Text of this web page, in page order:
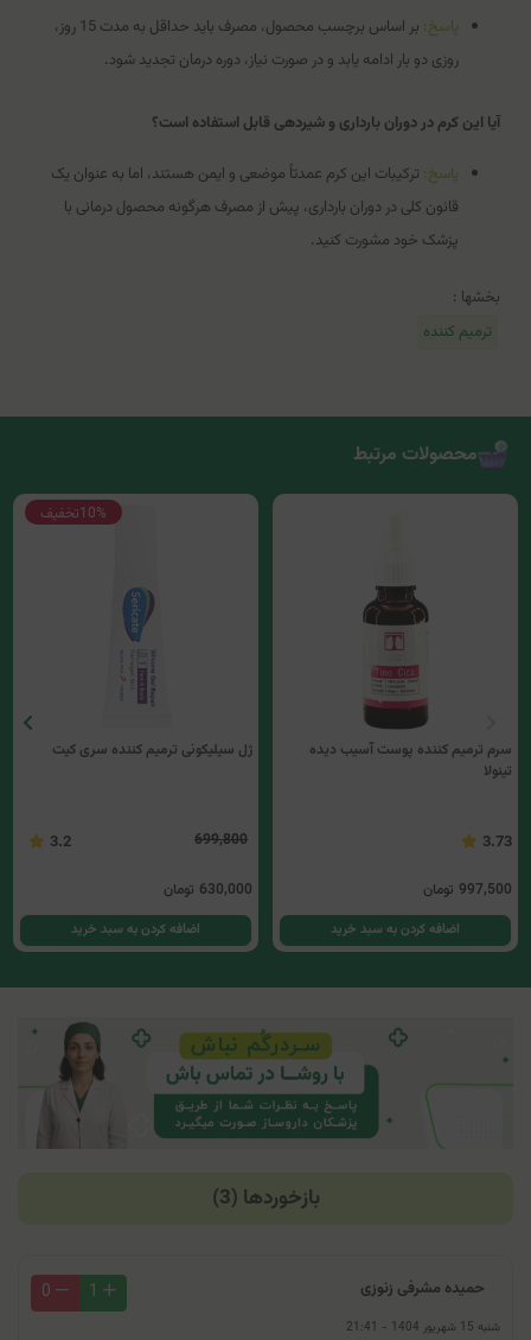
پاسخ:
بر اساس برچسب محصول، مصرف باید حداقل به مدت 15 روز،
روزی دو بار ادامه یابد و در صورت نیاز، دوره درمان تجدید شود.
آیا این کرم در دوران بارداری و شیردهی قابل استفاده است؟
پاسخ: ترکیبات این کرم عمدتاً موضعی و ایمن هستند، اما به عنوان یک
قانون کلی در دوران بارداری، پیش از مصرف هرگونه محصول درمانی با
پزشک خود مشورت کنید.
بخشها :
ترمیم کننده
محصولات مرتبط
سرم ترمیم کننده پوست آسیب دیده
تینولا
3.73
997,500 تومان
اضافه کردن به سبد خرید
10%تخفیف
ژل سیلیکونی ترمیم کننده سری کیت
699,800
3.2
630,000 تومان
اضافه کردن به سبد خرید
بازخوردها (3)
حمیده مشرفی زنوزی 1
0
شنبه 15 شهریور 1404 - 21:41